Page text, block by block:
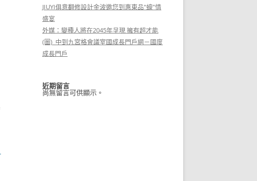
JIUYI俱意翻修設計金波邀您到惠東品“蠔”情
盛宴
外媒：變種人將在2045年呈現 擁有超才能
(圖)_中到九宮格會議室國成長門戶網－國度
成長門戶
近期留言
尚無留言可供顯示。